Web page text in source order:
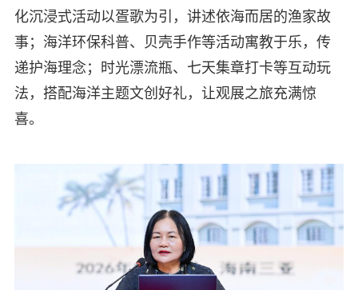
化沉浸式活动以疍歌为引，讲述依海而居的渔家故
事；海洋环保科普、贝壳手作等活动寓教于乐，传
递护海理念；时光漂流瓶、七天集章打卡等互动玩
法，搭配海洋主题文创好礼，让观展之旅充满惊
喜。